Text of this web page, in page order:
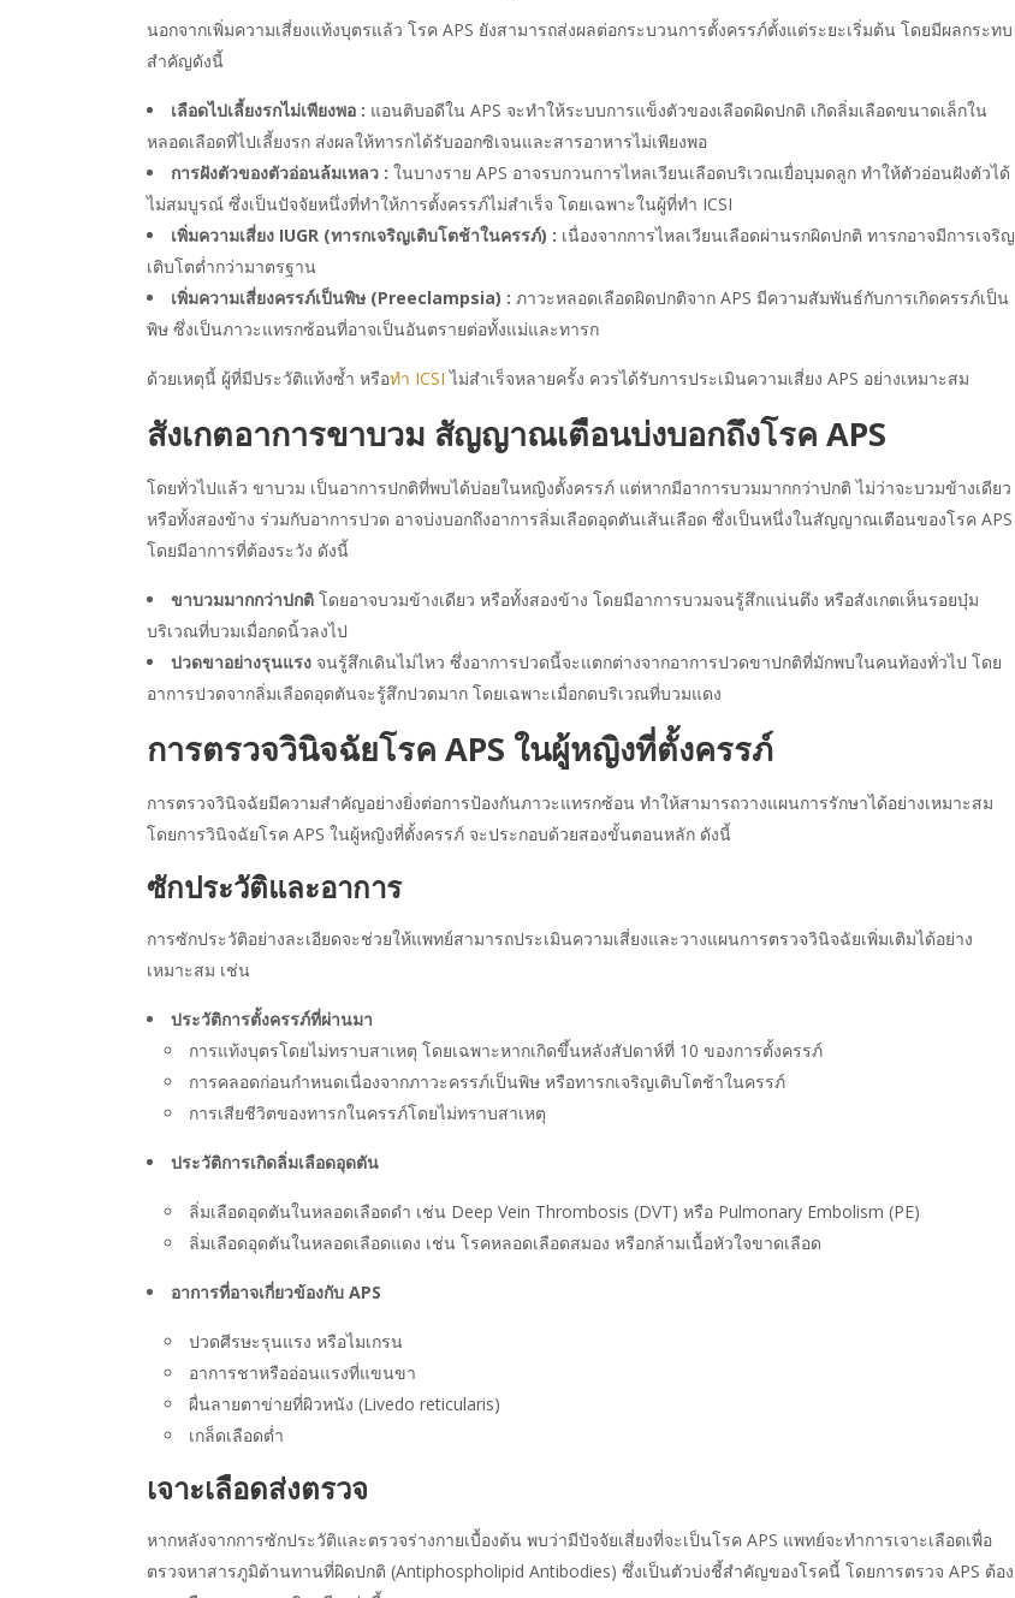
นอกจากเพิ่มความเสี่ยงแท้งบุตรแล้ว โรค APS ยังสามารถส่งผลต่อกระบวนการตั้งครรภ์ตั้งแต่ระยะเริ่มต้น โดยมีผลกระทบ
สำคัญดังนี้
เลือดไปเลี้ยงรกไม่เพียงพอ : แอนติบอดีใน APS จะทำให้ระบบการแข็งตัวของเลือดผิดปกติ เกิดลิ่มเลือดขนาดเล็กใน
หลอดเลือดที่ไปเลี้ยงรก ส่งผลให้ทารกได้รับออกซิเจนและสารอาหารไม่เพียงพอ
การฝังตัวของตัวอ่อนล้มเหลว : ในบางราย APS อาจรบกวนการไหลเวียนเลือดบริเวณเยื่อบุมดลูก ทำให้ตัวอ่อนฝังตัวได้
ไม่สมบูรณ์ ซึ่งเป็นปัจจัยหนึ่งที่ทำให้การตั้งครรภ์ไม่สำเร็จ โดยเฉพาะในผู้ที่ทำ ICSI
เพิ่มความเสี่ยง IUGR (ทารกเจริญเติบโตช้าในครรภ์) : เนื่องจากการไหลเวียนเลือดผ่านรกผิดปกติ ทารกอาจมีการเจริญ
เติบโตต่ำกว่ามาตรฐาน
เพิ่มความเสี่ยงครรภ์เป็นพิษ (Preeclampsia) : ภาวะหลอดเลือดผิดปกติจาก APS มีความสัมพันธ์กับการเกิดครรภ์เป็น
พิษ ซึ่งเป็นภาวะแทรกซ้อนที่อาจเป็นอันตรายต่อทั้งแม่และทารก
ด้วยเหตุนี้ ผู้ที่มีประวัติแท้งซ้ำ หรือทำ ICSI ไม่สำเร็จหลายครั้ง ควรได้รับการประเมินความเสี่ยง APS อย่างเหมาะสม
สังเกตอาการขาบวม สัญญาณเตือนบ่งบอกถึงโรค APS
โดยทั่วไปแล้ว ขาบวม เป็นอาการปกติที่พบได้บ่อยในหญิงตั้งครรภ์ แต่หากมีอาการบวมมากกว่าปกติ ไม่ว่าจะบวมข้างเดียว
หรือทั้งสองข้าง ร่วมกับอาการปวด อาจบ่งบอกถึงอาการลิ่มเลือดอุดตันเส้นเลือด ซึ่งเป็นหนึ่งในสัญญาณเตือนของโรค APS
โดยมีอาการที่ต้องระวัง ดังนี้
ขาบวมมากกว่าปกติ โดยอาจบวมข้างเดียว หรือทั้งสองข้าง โดยมีอาการบวมจนรู้สึกแน่นตึง หรือสังเกตเห็นรอยบุ๋ม
บริเวณที่บวมเมื่อกดนิ้วลงไป
ปวดขาอย่างรุนแรง จนรู้สึกเดินไม่ไหว ซึ่งอาการปวดนี้จะแตกต่างจากอาการปวดขาปกติที่มักพบในคนท้องทั่วไป โดย
อาการปวดจากลิ่มเลือดอุดตันจะรู้สึกปวดมาก โดยเฉพาะเมื่อกดบริเวณที่บวมแดง
การตรวจวินิจฉัยโรค APS ในผู้หญิงที่ตั้งครรภ์
การตรวจวินิจฉัยมีความสำคัญอย่างยิ่งต่อการป้องกันภาวะแทรกซ้อน ทำให้สามารถวางแผนการรักษาได้อย่างเหมาะสม
โดยการวินิจฉัยโรค APS ในผู้หญิงที่ตั้งครรภ์ จะประกอบด้วยสองขั้นตอนหลัก ดังนี้
ซักประวัติและอาการ
การซักประวัติอย่างละเอียดจะช่วยให้แพทย์สามารถประเมินความเสี่ยงและวางแผนการตรวจวินิจฉัยเพิ่มเติมได้อย่าง
เหมาะสม เช่น
ประวัติการตั้งครรภ์ที่ผ่านมา
การแท้งบุตรโดยไม่ทราบสาเหตุ โดยเฉพาะหากเกิดขึ้นหลังสัปดาห์ที่ 10 ของการตั้งครรภ์
การคลอดก่อนกำหนดเนื่องจากภาวะครรภ์เป็นพิษ หรือทารกเจริญเติบโตช้าในครรภ์
การเสียชีวิตของทารกในครรภ์โดยไม่ทราบสาเหตุ
ประวัติการเกิดลิ่มเลือดอุดตัน
ลิ่มเลือดอุดตันในหลอดเลือดดำ เช่น Deep Vein Thrombosis (DVT) หรือ Pulmonary Embolism (PE)
ลิ่มเลือดอุดตันในหลอดเลือดแดง เช่น โรคหลอดเลือดสมอง หรือกล้ามเนื้อหัวใจขาดเลือด
อาการที่อาจเกี่ยวข้องกับ APS
ปวดศีรษะรุนแรง หรือไมเกรน
อาการชาหรืออ่อนแรงที่แขนขา
ผื่นลายตาข่ายที่ผิวหนัง (Livedo reticularis)
เกล็ดเลือดต่ำ
เจาะเลือดส่งตรวจ
หากหลังจากการซักประวัติและตรวจร่างกายเบื้องต้น พบว่ามีปัจจัยเสี่ยงที่จะเป็นโรค APS แพทย์จะทำการเจาะเลือดเพื่อ
ตรวจหาสารภูมิต้านทานที่ผิดปกติ (Antiphospholipid Antibodies) ซึ่งเป็นตัวบ่งชี้สำคัญของโรคนี้ โดยการตรวจ APS ต้อง